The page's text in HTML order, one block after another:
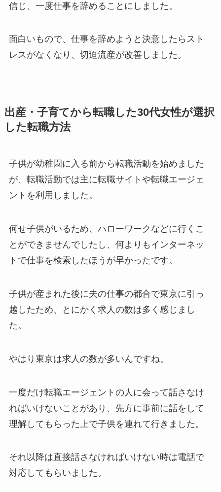
信じ、一度仕事を辞めることにしました。
面白いもので、仕事を辞めようと決意したらスト
レスがなくなり、切迫流産が改善しました。
出産・子育てから転職した30代女性が選択
した転職方法
子供が幼稚園に入る前から転職活動を始めました
が、転職活動では主に転職サイトや転職エージェ
ントを利用しました。
何せ子供がいるため、ハローワークなどに行くこ
とができませんでしたし、何よりもインターネッ
トで仕事を検索したほうが早かったです。
子供が産まれた後に夫の仕事の都合で東京に引っ
越したため、とにかく求人の数は多く感じまし
た。
やはり東京は求人の数が多いんですね。
一度だけ転職エージェントの人に会って話さなけ
ればいけないことがあり、先方に事前に話をして
理解してもらった上で子供を連れて行きました。
それ以降は直接話さなければいけない時は電話で
対応してもらいました。